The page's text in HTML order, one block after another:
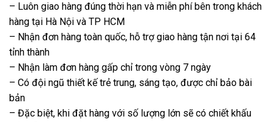
– Luôn giao hàng đúng thời hạn và miễn phí bên trong khách
hàng tại Hà Nội và TP HCM
– Nhận đơn hàng toàn quốc, hỗ trợ giao hàng tận nơi tại 64
tỉnh thành
– Nhận làm đơn hàng gấp chỉ trong vòng 7 ngày
– Có đội ngũ thiết kế trẻ trung, sáng tạo, được chỉ bảo bài
bản
– Đặc biệt, khi đặt hàng với số lượng lớn sẽ có chiết khấu